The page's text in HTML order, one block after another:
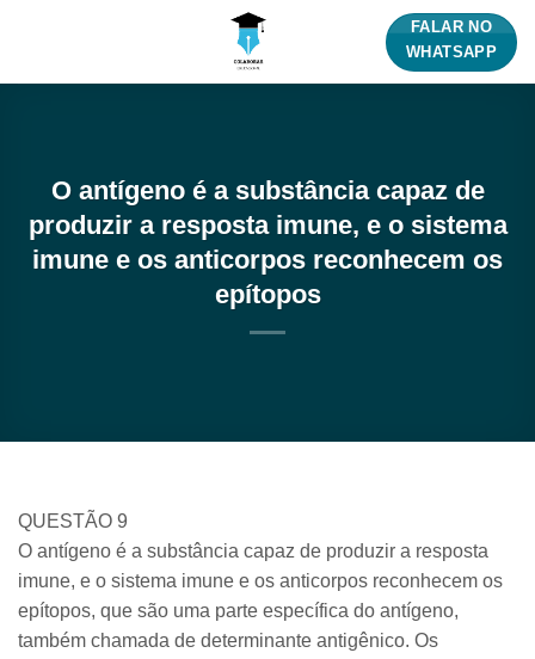
FALAR NO
WHATSAPP
O antígeno é a substância capaz de
produzir a resposta imune, e o sistema
imune e os anticorpos reconhecem os
epítopos
QUESTÃO 9
O antígeno é a substância capaz de produzir a resposta
imune, e o sistema imune e os anticorpos reconhecem os
epítopos, que são uma parte específica do antígeno,
também chamada de determinante antigênico. Os